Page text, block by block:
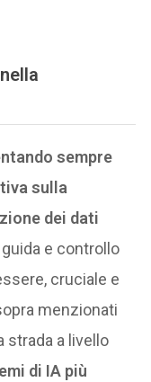
sempre
sulla
dei dati
e controllo
cruciale e
menzionati
strada a livello
di IA più